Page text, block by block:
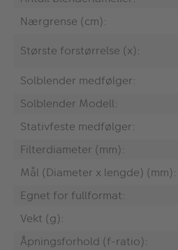
Nærgrense (cm):
Største forstørrelse (x):
Solblender medfølger:
Solblender Modell:
Stativfeste medfølger:
Filterdiameter (mm):
Mål (Diameter x lengde) (mm):
Egnet for fullformat:
Vekt (g):
Åpningsforhold (f-ratio):